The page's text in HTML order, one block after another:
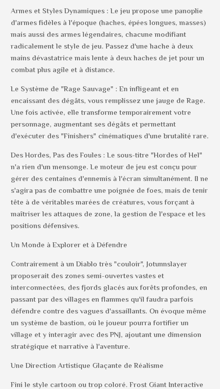
Armes et Styles Dynamiques : Le jeu propose une panoplie
d'armes fidèles à l'époque (haches, épées longues, masses)
mais aussi des armes légendaires, chacune modifiant
radicalement le style de jeu. Passez d'une hache à deux
mains dévastatrice mais lente à deux haches de jet pour un
combat plus agile et à distance.
Le Système de "Rage Sauvage" : En infligeant et en
encaissant des dégâts, vous remplissez une jauge de Rage.
Une fois activée, elle transforme temporairement votre
personnage, augmentant ses dégâts et permettant
d'exécuter des "Finishers" cinématiques d'une brutalité rare.
Des Hordes, Pas des Foules : Le sous-titre "Hordes of Hel"
n'a rien d'un mensonge. Le moteur de jeu est conçu pour
gérer des centaines d'ennemis à l'écran simultanément. Il ne
s'agira pas de combattre une poignée de foes, mais de tenir
tête à de véritables marées de créatures, vous forçant à
maîtriser les attaques de zone, la gestion de l'espace et les
positions défensives.
Un Monde à Explorer et à Défendre
Contrairement à un Diablo très "couloir", Jotunnslayer
proposerait des zones semi-ouvertes vastes et
interconnectées, des fjords glacés aux forêts profondes, en
passant par des villages en flammes qu'il faudra parfois
défendre contre des vagues d'assaillants. On évoque même
un système de bastion, où le joueur pourra fortifier un
village et y interagir avec des PNJ, ajoutant une dimension
stratégique et narrative à l'aventure.
Une Direction Artistique Glaçante de Réalisme
Fini le style cartoon ou trop coloré. Frost Giant Interactive